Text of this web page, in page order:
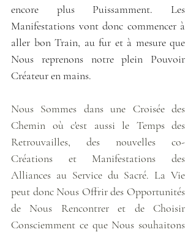
encore plus Puissamment. Les
Manifestations vont donc commencer à
aller bon Train, au fur et à mesure que
Nous reprenons notre plein Pouvoir
Créateur en mains.
Nous Sommes dans une Croisée des
Chemin où c'est aussi le Temps des
Retrouvailles, des nouvelles co-
Créations et Manifestations des
Alliances au Service du Sacré. La Vie
peut donc Nous Offrir des Opportunités
de Nous Rencontrer et de Choisir
Consciemment ce que Nous souhaitons